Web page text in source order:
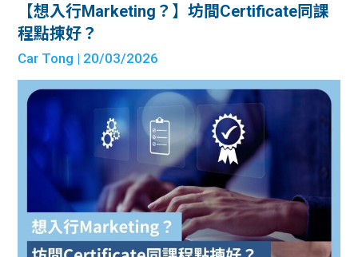
【想入行Marketing？】坊間Certificate同課
程點揀好？
Car Tong | 20/03/2026